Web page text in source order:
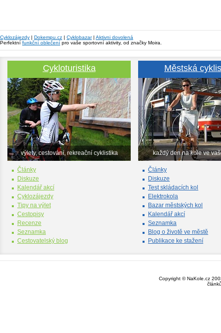
Cyklozájezdy | Dokempu.cz | Cyklobazar| Aktivni dovolená
Perfektní funkční oblečení pro vaše sportovní aktivity, od značky Moira.
Cykloturistika
výlety, cestování, rekreační cyklistika
Články
Diskuze
Kalendář akcí
Cyklozájezdy
Tipy na výlet
Cestopisy
Recenze
Seznamka
Cestovatelský blog
Městská
každý den na kole ve
Články
Diskuze
Test skládacích kol
Elektrokola
Bazar městských kol
Kalendář akcí
Seznamka
Blog o životě ve městě
Publikace ke stažení
Copyright © NaKole.cz